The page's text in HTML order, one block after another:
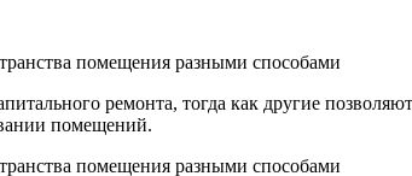
ремонта, тогда как другие
помещений.